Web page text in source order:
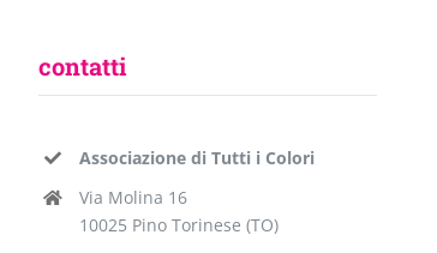
contatti
Associazione di Tutti i Colori
Via Molina 16
10025 Pino Torinese (TO)